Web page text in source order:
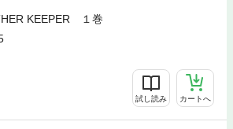
KEEPER １巻
試し読み カートへ